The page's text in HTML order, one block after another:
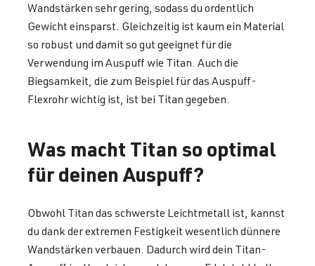
Wandstärken sehr gering, sodass du ordentlich
Gewicht einsparst. Gleichzeitig ist kaum ein Material
so robust und damit so gut geeignet für die
Verwendung im Auspuff wie Titan. Auch die
Biegsamkeit, die zum Beispiel für das Auspuff-
Flexrohr wichtig ist, ist bei Titan gegeben.
Was macht Titan so optimal
für deinen Auspuff?
Obwohl Titan das schwerste Leichtmetall ist, kannst
du dank der extremen Festigkeit wesentlich dünnere
Wandstärken verbauen. Dadurch wird dein Titan-